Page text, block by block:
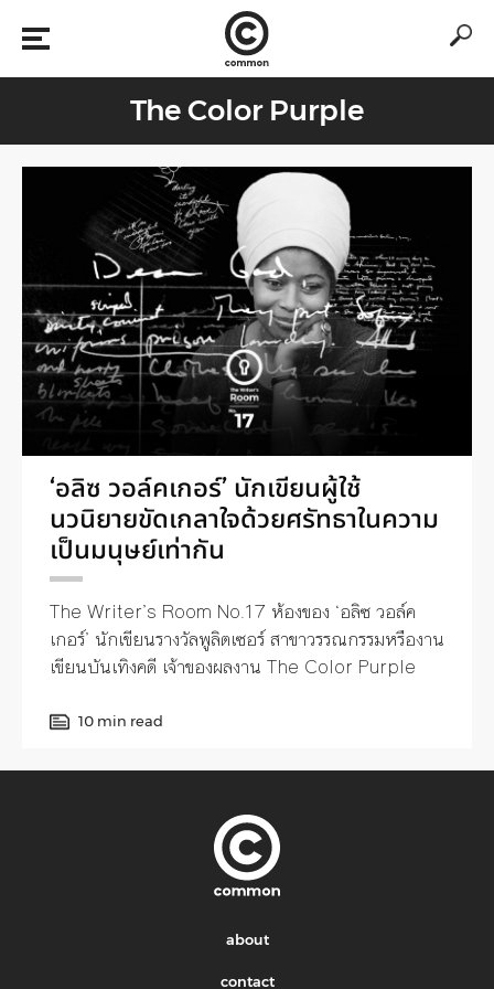
The Color Purple
‘อลิซ วอล์คเกอร์’ นักเขียนผู้ใช้
นวนิยายขัดเกลาใจด้วยศรัทธาในความ
เป็นมนุษย์เท่ากัน
The Writer’s Room No.17 ห้องของ ‘อลิซ วอล์ค
เกอร์’ นักเขียนรางวัลพูลิตเซอร์ สาขาวรรณกรรมหรืองาน
เขียนบันเทิงคดี เจ้าของผลงาน The Color Purple
10 min read
about
contact